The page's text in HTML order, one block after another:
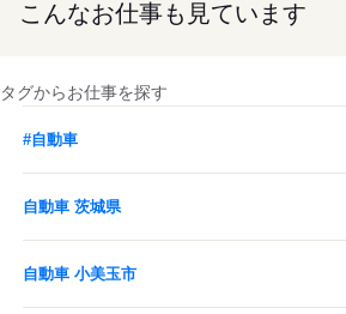
こんなお仕事も見ています
タグからお仕事を探す
#自動車
自動車 茨城県
自動車 小美玉市